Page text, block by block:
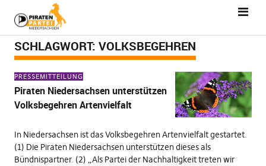
SCHLAGWORT: VOLKSBEGEHREN
PRESSEMITTEILUNG
Piraten Niedersachsen unterstützen
Volksbegehren Artenvielfalt
In Niedersachsen ist das Volksbegehren Artenvielfalt gestartet.
(1) Die Piraten Niedersachsen unterstützen dieses als
Bündnispartner. (2) „Als Partei der Nachhaltigkeit treten wir